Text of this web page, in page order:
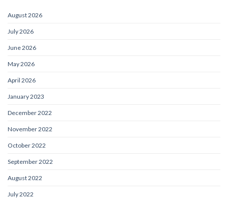
August 2026
July 2026
June 2026
May 2026
April 2026
January 2023
December 2022
November 2022
October 2022
September 2022
August 2022
July 2022